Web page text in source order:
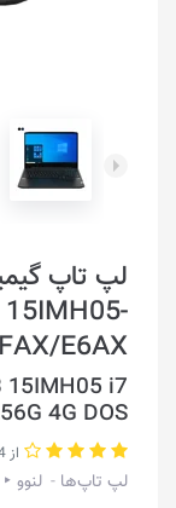
E6AX
15IMH05 i7
4G DOS
از 4
لپ تاپ‌ها لنوو ‣ LENOVO